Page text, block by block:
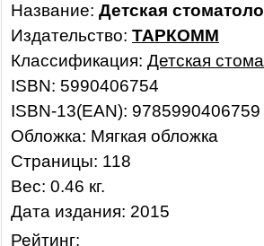
Название: Детская
Издательство: ТАРКОММ
Классификация: Детская
ISBN: 5990406754
ISBN-13(EAN): 9785990406759
Обложка: Мягкая обложка
Страницы: 118
Вес: 0.46 кг.
Дата издания: 2015
Рейтинг: